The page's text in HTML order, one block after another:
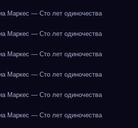
Маркес — Сто лет одиночества
Маркес — Сто лет одиночества
Маркес — Сто лет одиночества
Маркес — Сто лет одиночества
Маркес — Сто лет одиночества
Маркес — Сто лет одиночества